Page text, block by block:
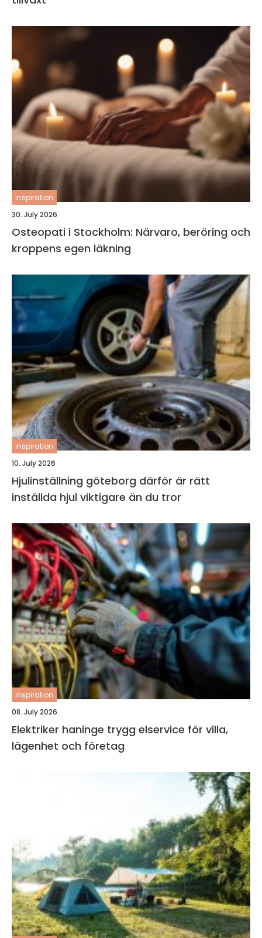
inspiration
30. July 2026
Osteopati i Stockholm: Närvaro, beröring och
kroppens egen läkning
inspiration
10. July 2026
Hjulinställning göteborg därför är rätt
inställda hjul viktigare än du tror
inspiration
08. July 2026
Elektriker haninge trygg elservice för villa,
lägenhet och företag